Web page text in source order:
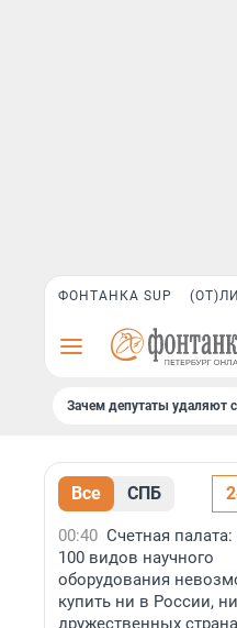
ФОНТАНКА SUP
Зачем депутаты удаляют
Все СПБ
00:40 Счетная
100 видов научного
оборудования
купить ни в России,
дружественных